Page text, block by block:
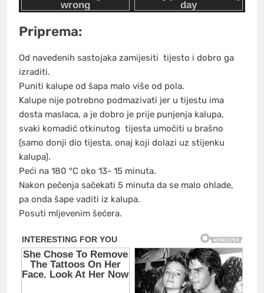
Priprema:
Od navedenih sastojaka zamijesiti tijesto i dobro ga
izraditi.
Puniti kalupe od šapa malo više od pola.
Kalupe nije potrebno podmazivati jer u tijestu ima
dosta maslaca, a je dobro je prije punjenja kalupa,
svaki komadić otkinutog tijesta umočiti u brašno
(samo donji dio tijesta, onaj koji dolazi uz stijenku
kalupa).
Peći na 180 °C oko 13- 15 minuta.
Nakon pečenja sačekati 5 minuta da se malo ohlade,
pa onda šape vaditi iz kalupa.
Posuti mljevenim šećera.